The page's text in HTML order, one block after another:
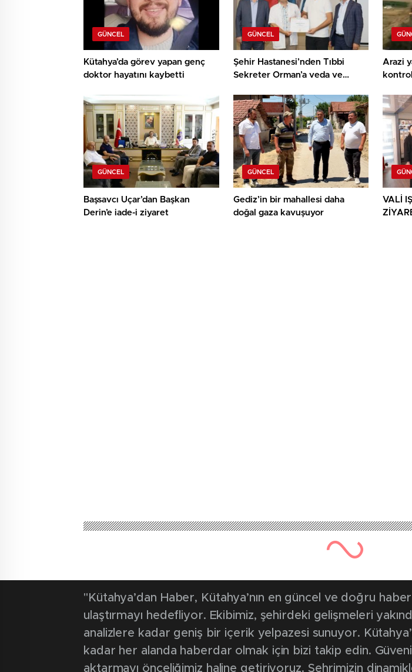
GÜNCEL
Kütahya’da görev yapan genç
doktor hayatını kaybetti
GÜNCEL
Şehir Hastanesi’nden Tıbbi
Sekreter Orman’a veda ve
Arazi
kontrol
GÜNCEL
Başsavcı Uçar’dan Başkan
Derin’e iade-i ziyaret
GÜNCEL
Gediz’in bir mahallesi daha
doğal gaza kavuşuyor
VALİ
615 kez okunmuştur
Şehir Hastanesi’nde
Polikliniği” hizmete